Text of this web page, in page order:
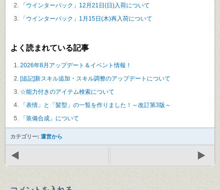
「ウインターパック」12月21日(日)入荷について
「ウインターパック」1月15日(木)再入荷について
よく読まれている記事
2026年8月アップデート＆イベント情報！
[追記]新スキル追加・スキル調整のアップデートについて
☆能力付きのアイテム検索について
「表情」と「髪型」の一覧を作りました！～改訂第3版～
「装備合成」について
カテゴリー: 運営から